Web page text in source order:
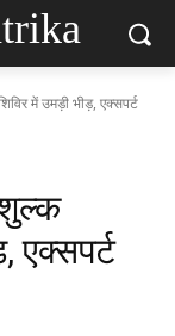
में उमड़ी भीड़, एक्सपर्ट
एक्सपर्ट